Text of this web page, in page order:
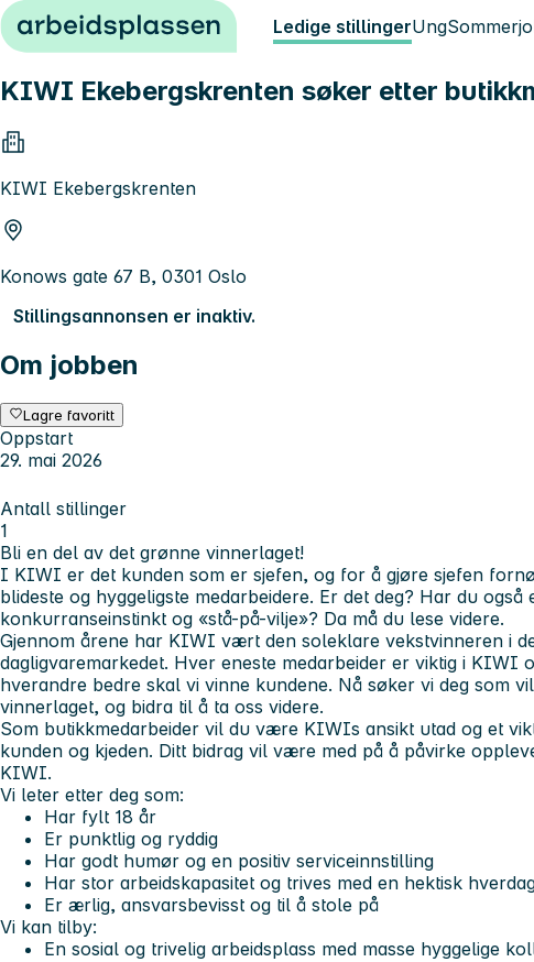
Hopp til innhold Ledige stillingerUng
KIWI Ekebergskrenten søker etter
KIWI Ekebergskrenten
Konows gate 67 B, 0301 Oslo
Stillingsannonsen er inaktiv.
Om jobben
Lagre favoritt
Oppstart
29. mai 2026
Antall stillinger
1
Bli en del av det grønne vinnerlaget!
I KIWI er det kunden som er sjefen, og for å gjøre sjefen
blideste og hyggeligste medarbeidere. Er det deg? Har du også
konkurranseinstinkt og «stå-på-vilje»? Da må du lese videre.
Gjennom årene har KIWI vært den soleklare vekstvinneren i
dagligvaremarkedet. Hver eneste medarbeider er viktig i KIWI
hverandre bedre skal vi vinne kundene. Nå søker vi deg som
vinnerlaget, og bidra til å ta oss videre.
Som butikkmedarbeider vil du være KIWIs ansikt utad og et
kunden og kjeden. Ditt bidrag vil være med på å påvirke
KIWI.
Vi leter etter deg som:
Har fylt 18 år
Er punktlig og ryddig
Har godt humør og en positiv serviceinnstilling
Har stor arbeidskapasitet og trives med en hektisk
Er ærlig, ansvarsbevisst og til å stole på
Vi kan tilby:
En sosial og trivelig arbeidsplass med masse hyggelige